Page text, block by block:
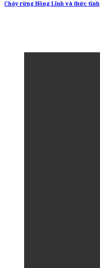
Cháy rừng Hồng Lĩnh và thức tỉnh